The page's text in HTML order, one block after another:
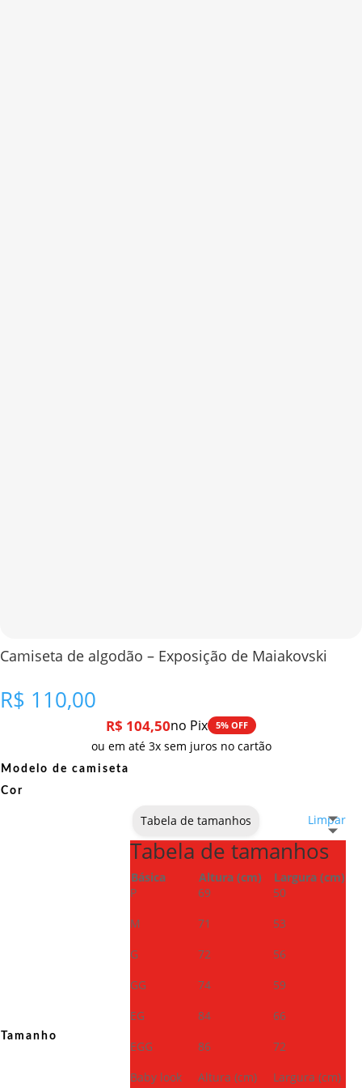
Camiseta de algodão – Exposição de Maiakovski
R$ 110,00
R$ 104,50no Pix 5% OFF
ou em até 3x sem juros no cartão
Modelo de camiseta
Cor
Tamanho
Limpar
Tabela de tamanhos
Tabela de tamanhos
Básica Altura (cm)
Largura (cm)
P
69
50
M
71
53
G
72
56
GG
74
59
EG
84
66
EGG
86
72
Baby look
Altura (cm)
Largura (cm)